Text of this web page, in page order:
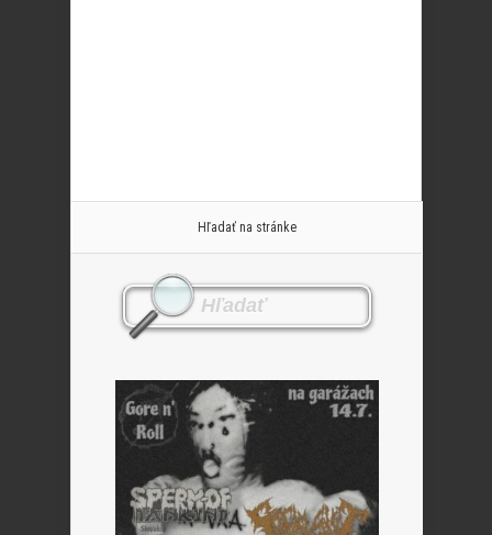
Hľadať na stránke